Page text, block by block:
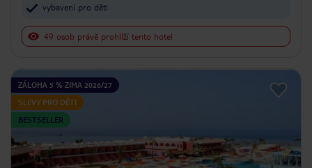
vybavení pro děti
49 osob právě prohlíží tento hotel
ZÁLOHA 5 % ZIMA 2026/27
SLEVY PRO DĚTI
BESTSELLER